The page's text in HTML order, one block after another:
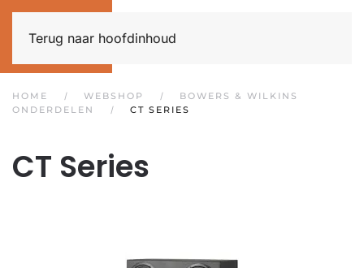
Terug naar hoofdinhoud
HOME WEBSHOP
BOWERS & WILKINS
ONDERDELEN
CT SERIES
CT Series